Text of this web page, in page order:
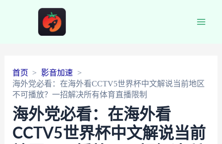
首页
影音加速
海外党必看：在海外看CCTV5世界杯中文解说当前地区
不可播放？一招解决所有体育直播限制
海外党必看：在海外看
CCTV5世界杯中文解说当前